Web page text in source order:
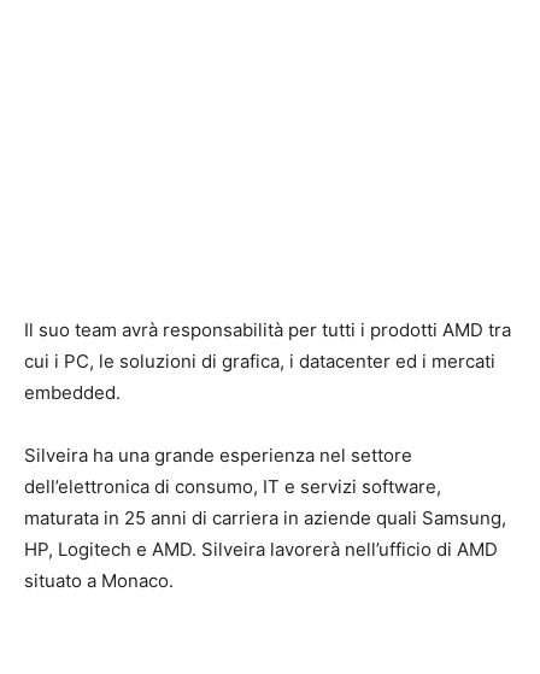
Il suo team avrà responsabilità per tutti i prodotti AMD tra
cui i PC, le soluzioni di grafica, i datacenter ed i mercati
embedded.
Silveira ha una grande esperienza nel settore
dell’elettronica di consumo, IT e servizi software,
maturata in 25 anni di carriera in aziende quali Samsung,
HP, Logitech e AMD. Silveira lavorerà nell’ufficio di AMD
situato a Monaco.